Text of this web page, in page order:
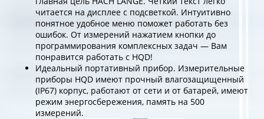
читается на дисплее с подсветкой. Интуитивно
понятное удобное меню поможет работать без
ошибок. От измерений нажатием кнопки до
программирования комплексных задач — Вам
понравится работать с HQD!
Идеальный портативный прибор. Измерительные
приборы HQD имеют прочный влагозащищенный
(IP67) корпус, работают от сети и от батарей, имеют
режим энергосбережения, память на 500
измерений.